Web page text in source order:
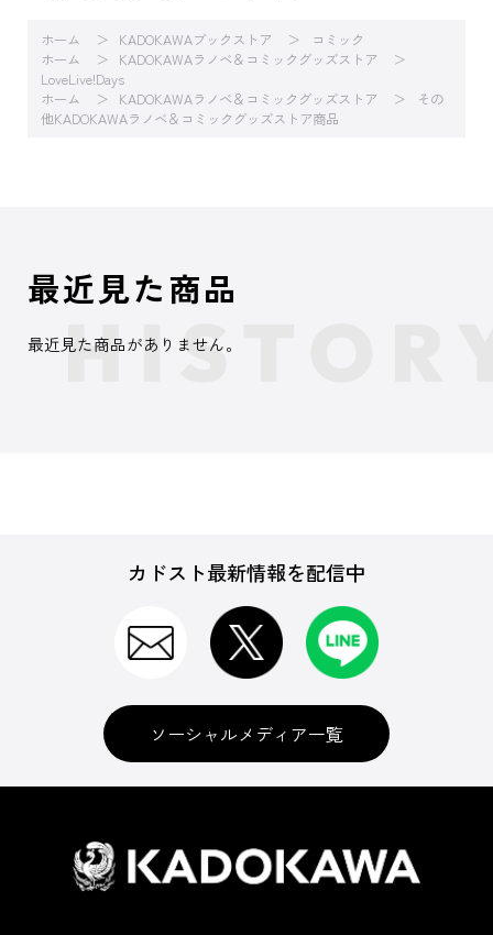
ホーム KADOKAWAブックストア
コミック
ホーム
KADOKAWAラノベ＆コミックグッズストア
LoveLive!Days
ホーム
KADOKAWAラノベ＆コミックグッズストア
その
他KADOKAWAラノベ＆コミックグッズストア商品
最近見た商品
最近見た商品がありません。
カドスト最新情報を配信中
ソーシャルメディア一覧